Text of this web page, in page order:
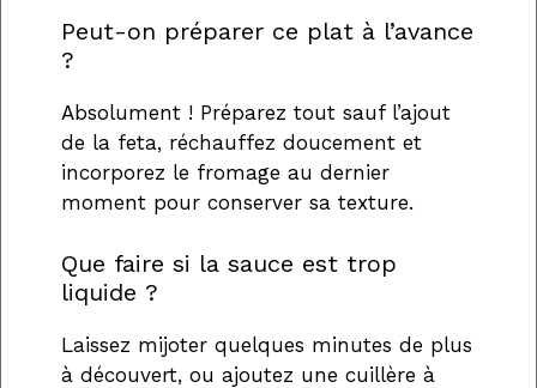
Peut-on préparer ce plat à l’avance
?
Absolument ! Préparez tout sauf l’ajout
de la feta, réchauffez doucement et
incorporez le fromage au dernier
moment pour conserver sa texture.
Que faire si la sauce est trop
liquide ?
Laissez mijoter quelques minutes de plus
à découvert, ou ajoutez une cuillère à